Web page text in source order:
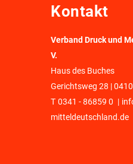
Kontakt
Verband Druck und
V.
Haus des Buches
Gerichtsweg 28 |
T 0341 - 86859 0 |
mitteldeutschland.de